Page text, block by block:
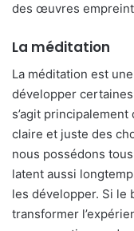
des œuvres
La méditation
La méditation est
développer
s’agit
claire et juste des
nous possédons
latent aussi
les développer. Si le
transformer